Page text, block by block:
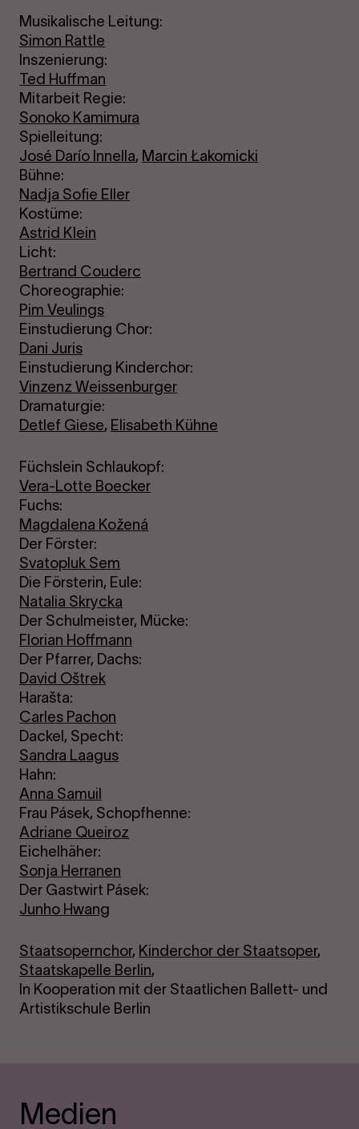
Musikalische Leitung:
Simon Rattle
Inszenierung:
Ted Huffman
Mitarbeit Regie:
Sonoko Kamimura
Spielleitung:
José Darío Innella, Marcin Łakomicki
Bühne:
Nadja Sofie Eller
Kostüme:
Astrid Klein
Licht:
Bertrand Couderc
Choreographie:
Pim Veulings
Einstudierung Chor:
Dani Juris
Einstudierung Kinderchor:
Vinzenz Weissenburger
Dramaturgie:
Detlef Giese, Elisabeth Kühne
Füchslein Schlaukopf:
Vera-Lotte Boecker
Fuchs:
Magdalena Kožená
Der Förster:
Svatopluk Sem
Die Försterin, Eule:
Natalia Skrycka
Der Schulmeister, Mücke:
Florian Hoffmann
Der Pfarrer, Dachs:
David Oštrek
Harašta:
Carles Pachon
Dackel, Specht:
Sandra Laagus
Hahn:
Anna Samuil
Frau Pásek, Schopfhenne:
Adriane Queiroz
Eichelhäher:
Sonja Herranen
Der Gastwirt Pásek:
Junho Hwang
Staatsopernchor, Kinderchor der Staatsoper,
Staatskapelle Berlin,
In Kooperation mit der Staatlichen Ballett- und
Artistikschule Berlin
Medien